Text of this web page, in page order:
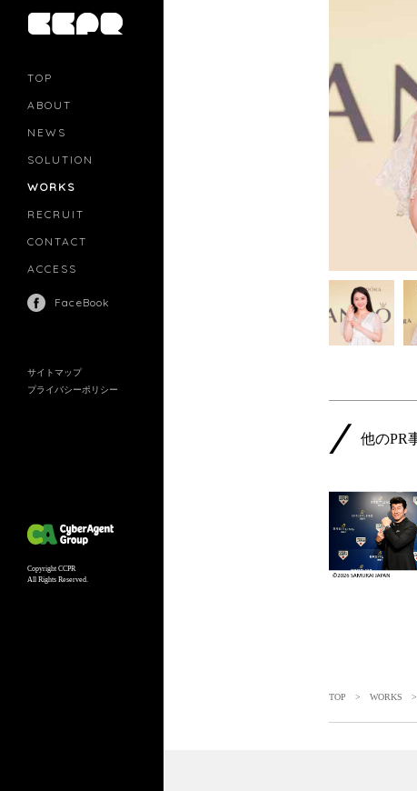
TOP
ABOUT
NEWS
SOLUTION
WORKS
RECRUIT
CONTACT
ACCESS
FaceBook
サイトマップ
プライバシーポリシー
Copyright CCPR
All Rights Reserved.
MOVIE MARKETING
INFLUENCERS MARKETING
他のPR
TOP > WORKS >